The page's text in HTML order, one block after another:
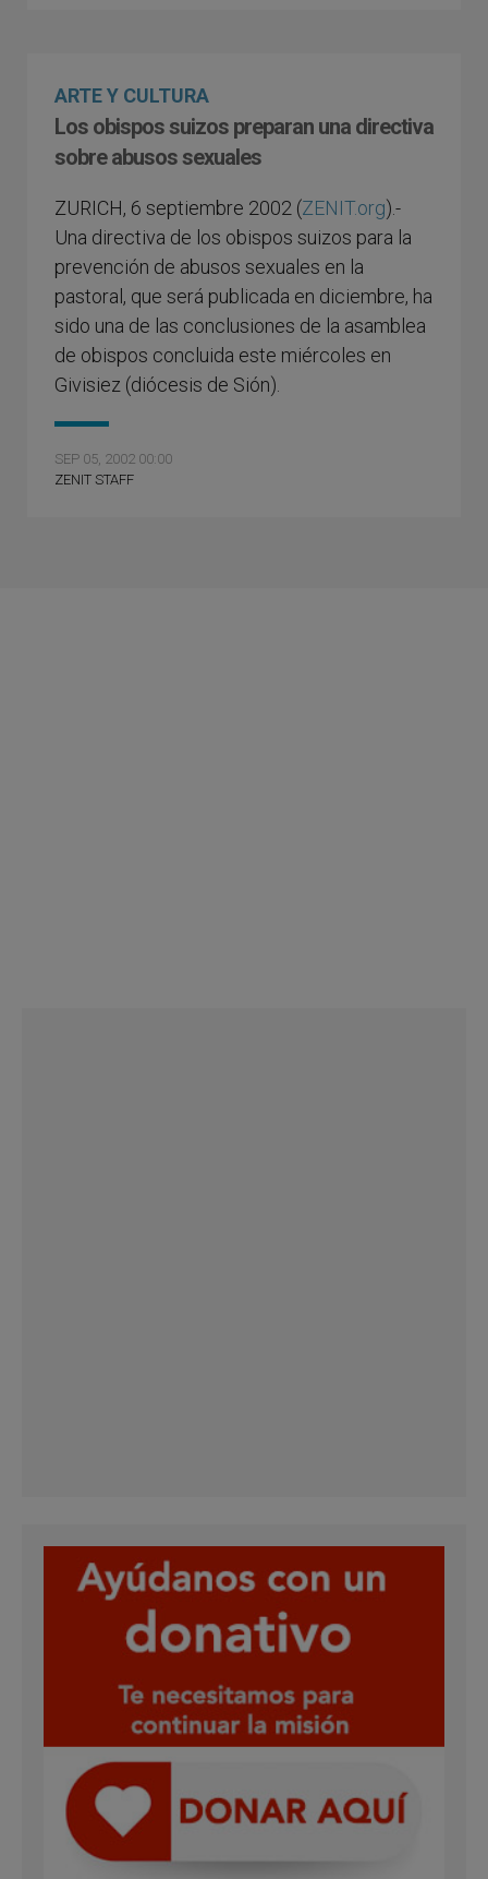
ARTE Y CULTURA
Los obispos suizos preparan una directiva
sobre abusos sexuales
ZURICH, 6 septiembre 2002 (ZENIT.org).-
Una directiva de los obispos suizos para la
prevención de abusos sexuales en la
pastoral, que será publicada en diciembre, ha
sido una de las conclusiones de la asamblea
de obispos concluida este miércoles en
Givisiez (diócesis de Sión).
SEP 05, 2002 00:00
ZENIT STAFF